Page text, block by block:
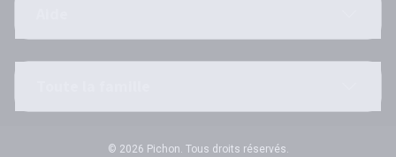
© 2026 Pichon. Tous droits réservés.